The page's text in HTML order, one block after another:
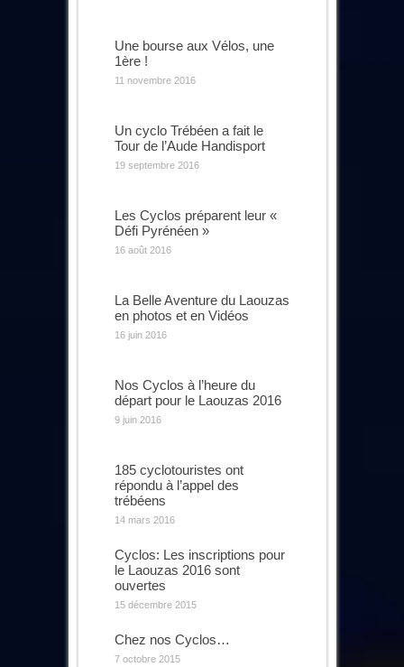
Une bourse aux Vélos, une
1ère !
11 novembre 2016
Un cyclo Trébéen a fait le
Tour de l’Aude Handisport
19 septembre 2016
Les Cyclos préparent leur «
Défi Pyrénéen »
16 août 2016
La Belle Aventure du Laouzas
en photos et en Vidéos
16 juin 2016
Nos Cyclos à l’heure du
départ pour le Laouzas 2016
9 juin 2016
185 cyclotouristes ont
répondu à l’appel des
trébéens
14 mars 2016
Cyclos: Les inscriptions pour
le Laouzas 2016 sont
ouvertes
15 décembre 2015
Chez nos Cyclos…
7 octobre 2015